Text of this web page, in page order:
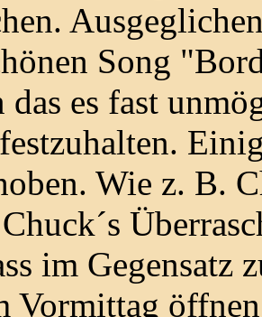
Song
das es fast
Wie z. B.
im Gegensatz
Vormittag